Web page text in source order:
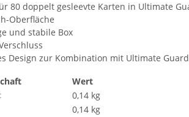
80 doppelt gesleevte Karten in Ultimate
Oberfläche
und stabile Box
Design zur Kombination mit Ultimate
Wert
0,14 kg
0,14 kg